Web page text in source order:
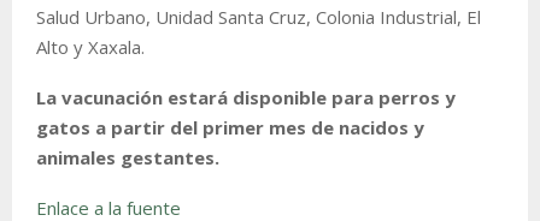
Salud Urbano, Unidad Santa Cruz, Colonia Industrial, El
Alto y Xaxala.
La vacunación estará disponible para perros y
gatos a partir del primer mes de nacidos y
animales gestantes.
Enlace a la fuente